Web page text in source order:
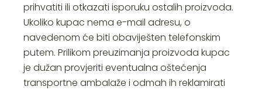
prihvatiti ili otkazati isporuku ostalih proizvoda.
Ukoliko kupac nema e-mail adresu, o
navedenom će biti obaviješten telefonskim
putem. Prilikom preuzimanja proizvoda kupac
je dužan provjeriti eventualna oštećenja
transportne ambalaže i odmah ih reklamirati